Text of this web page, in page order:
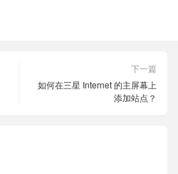
下一篇
如何在三星 Internet 的主屏幕上
添加站点？